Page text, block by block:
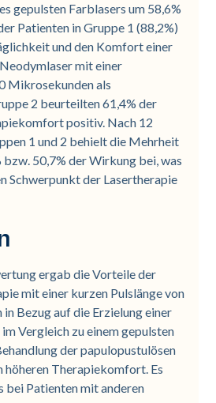
gepulsten Farblasers um 58,6%
Patienten in Gruppe 1 (88,2%)
und den Komfort einer
mit einer
Mikrosekunden als
2 beurteilten 61,4% der
positiv. Nach 12
1 und 2 behielt die Mehrheit
50,7% der Wirkung bei, was
Schwerpunkt der Lasertherapie
ergab die Vorteile der
mit einer kurzen Pulslänge von
Bezug auf die Erzielung einer
Vergleich zu einem gepulsten
der papulopustulösen
höheren Therapiekomfort. Es
bei Patienten mit anderen